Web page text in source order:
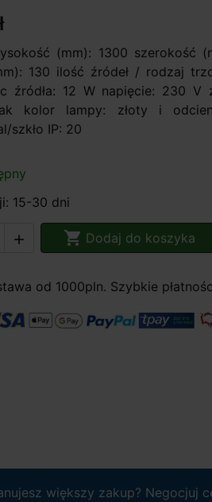
(mm): 1300 szerokość
130 ilość źródeł / rodzaj
źródła: 12 W napięcie: 230 V
kolor lampy: złoty i
szkło IP: 20
15-30 dni
  Dodaj do koszyka
od 1000pln. Szybkie
większy zakup? Negocjuj